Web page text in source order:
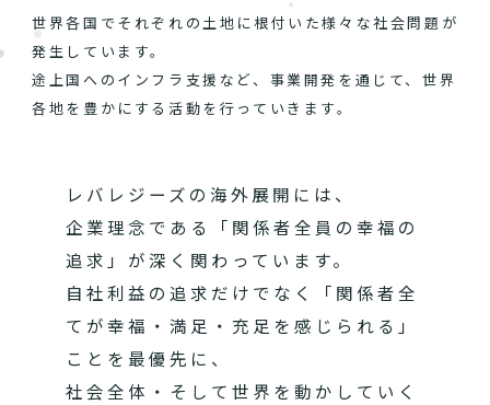
世界各国でそれぞれの土地に根付いた様々な社会問題が
発生しています。
途上国へのインフラ支援など、事業開発を通じて、世界
各地を豊かにする活動を行っていきます。
レバレジーズの海外展開には、
企業理念である「関係者全員の幸福の
追求」が深く関わっています。
自社利益の追求だけでなく「関係者全
てが幸福・満足・充足を感じられる」
ことを最優先に、
社会全体・そして世界を動かしていく